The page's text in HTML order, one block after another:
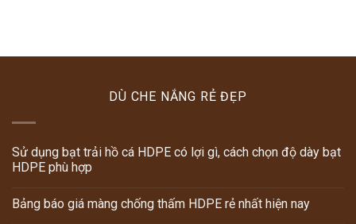
DÙ CHE NẮNG RẺ ĐẸP
Sử dụng bạt trải hồ cá HDPE có lợi gì, cách chọn độ dày bạt
HDPE phù hợp
Bảng báo giá màng chống thấm HDPE rẻ nhất hiện nay